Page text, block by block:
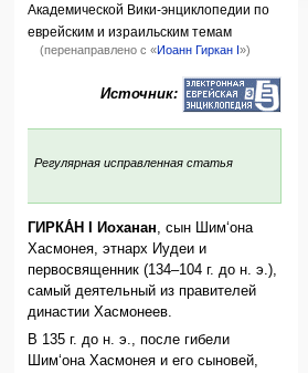
Академической Вики-энциклопедии по
еврейским и израильским темам
(перенаправлено с «Иоанн Гиркан I»)
Источник:
Регулярная исправленная статья
ГИРКА́Н I Иоханан , сын Шим‘она
Хасмонея, этнарх Иудеи и
первосвященник (134–104 г. до н. э.),
самый деятельный из правителей
династии Хасмонеев.
В 135 г. до н. э., после гибели
Шим‘она Хасмонея и его сыновей,